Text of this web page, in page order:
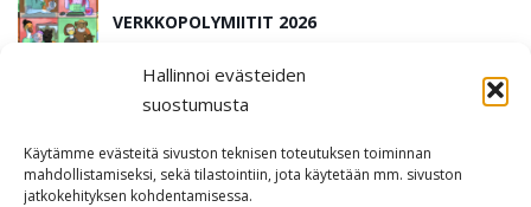
Hallinnoi evästeiden
suostumusta
Käytämme evästeitä sivuston teknisen toteutuksen toiminnan
mahdollistamiseksi, sekä tilastointiin, jota käytetään mm. sivuston
jatkokehityksen kohdentamisessa.
VERKKOPOLYMIITIT 2026
Kabackan kellari